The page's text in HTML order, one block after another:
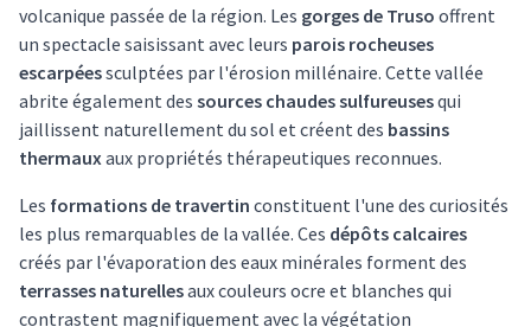
volcanique passée de la région. Les gorges de Truso offrent
un spectacle saisissant avec leurs parois rocheuses
escarpéessculptées par l'érosion millénaire. Cette vallée
abrite également des sources chaudes sulfureusesqui
jaillissent naturellement du sol et créent des bassins
thermauxaux propriétés thérapeutiques reconnues.
Les formations de travertin constituent l'une des curiosités
les plus remarquables de la vallée. Ces dépôts calcaires
créés par l'évaporation des eaux minérales forment des
terrasses naturellesaux couleurs ocre et blanches qui
contrastent magnifiquement avec la végétation